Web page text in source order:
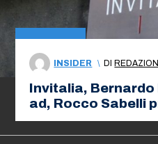
INSIDER \ DI
Invitalia,
ad, Rocco Sabelli